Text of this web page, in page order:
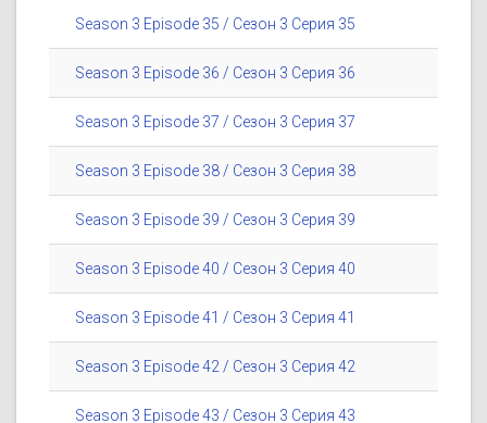
Season 3 Episode 35 / Сезон 3 Серия 35
Season 3 Episode 36 / Сезон 3 Серия 36
Season 3 Episode 37 / Сезон 3 Серия 37
Season 3 Episode 38 / Сезон 3 Серия 38
Season 3 Episode 39 / Сезон 3 Серия 39
Season 3 Episode 40 / Сезон 3 Серия 40
Season 3 Episode 41 / Сезон 3 Серия 41
Season 3 Episode 42 / Сезон 3 Серия 42
Season 3 Episode 43 / Сезон 3 Серия 43